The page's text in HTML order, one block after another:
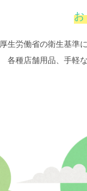
厚生労働省の衛生基準
各種店舗用品、手軽